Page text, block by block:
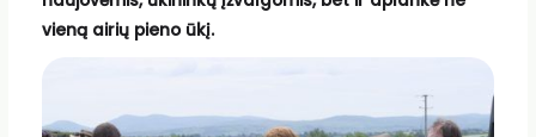
vieną airių pieno ūkį.